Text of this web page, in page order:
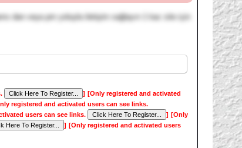
dan veya pm yoluyla iletişim sağlayın 1 kac site için
] [Only registered and activated
registered and activated users can see links.
users can see links. ] [Only
] [Only registered and activated users